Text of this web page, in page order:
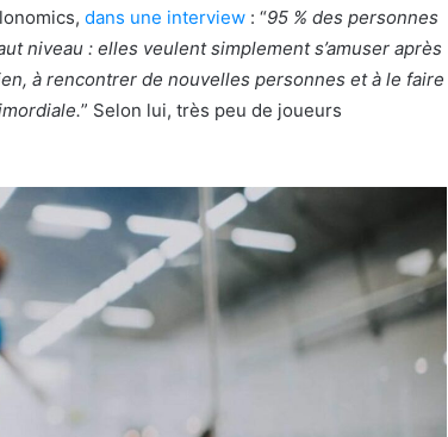
dans une interview : “95 % des personnes
niveau : elles veulent simplement s’amuser après
à rencontrer de nouvelles personnes et à le faire
” Selon lui, très peu de joueurs